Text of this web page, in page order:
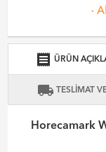
·
receipt ÜRÜN
local_shipping TESLİMAT
Horecamark